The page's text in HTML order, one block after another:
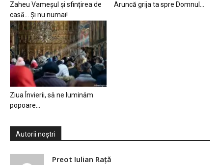
Zaheu Vameșul și sfințirea de
casă… Și nu numai!
Aruncă grija ta spre Domnul…
Ziua Învierii, să ne luminăm
popoare…
Autorii noștri
Preot Iulian Raţă